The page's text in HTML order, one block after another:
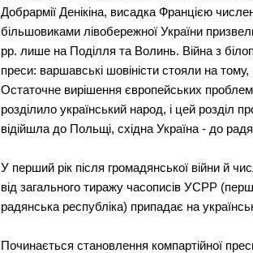
Добрармії Денікіна, висадка Францією
більшовиками лівобережної України
рр. лише на Поділля та Волинь. Війна з
преси: варшавські шовіністи стояли на
Остаточне вирішення європейських
розділило український народ, і цей розділ
відійшла до Польщі, східна Україна - до
У перший рік після громадянської війни й
від загального тиражу часописів УСРР
радянська республіка) припадає на
Починається становлення компартійної